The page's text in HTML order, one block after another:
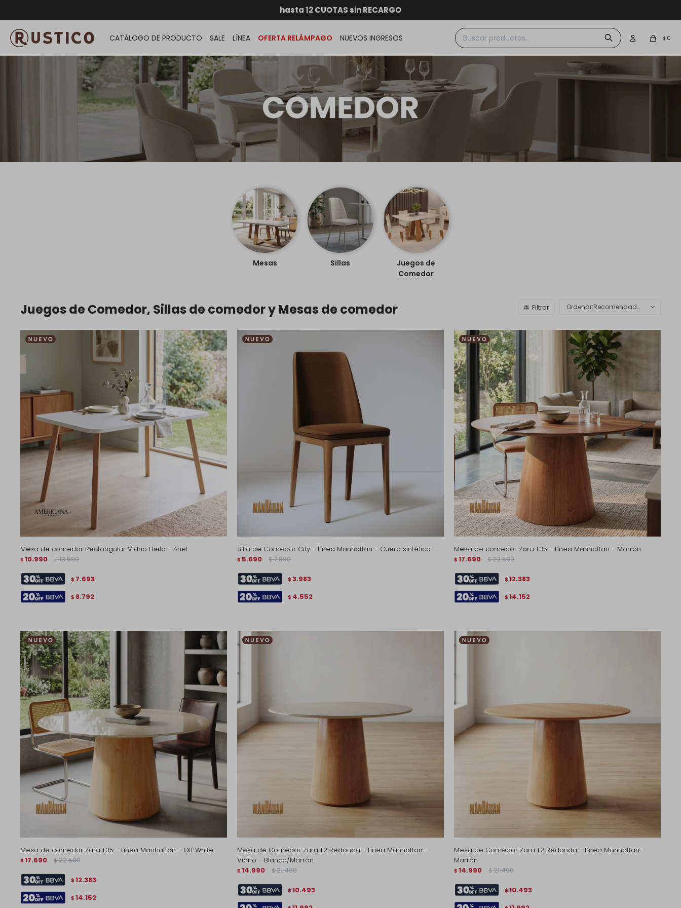
ENVÍOS A TODO EL PAÍS
GARANTÍA DE DEVOLUCIÓN
hasta 12 CUOTAS sin RECARGO
ENVÍO GRATIS dentro de MONTEVIDEO en compras superiores a $30.000
CATÁLOGO DE PRODUCTO SALE LÍNEA OFERTA RELÁMPAGO NUEVOS INGRESOS $ 0
Mesas Sillas
Juegos de
Comedor
Juegos de Comedor, Sillas de comedor y Mesas de comedor Recomendados
Mesa de comedor Rectangular Vidrio Hielo - Ariel
$ 10.990 $ 13.590
$ 7.693
$ 8.792
Silla de Comedor City - Línea Manhattan - Cuero sintético
$ 5.690 $ 7.890
$ 3.983
$ 4.552
Mesa de comedor Zara 1.35 - Línea Manhattan - Marrón
$ 17.690 $ 22.590
$ 12.383
$ 14.152
Mesa de comedor Zara 1.35 - Línea Manhattan - Off White
$ 17.690 $ 22.590
$ 12.383
$ 14.152
Mesa de Comedor Zara 1.2 Redonda - Línea Manhattan -
Vidrio - Blanco/Marrón
$ 14.990 $ 21.490
$ 10.493
Mesa de Comedor Zara 1.2 Redonda - Línea Manhattan -
Marrón
$ 14.990 $ 21.490
$ 10.493